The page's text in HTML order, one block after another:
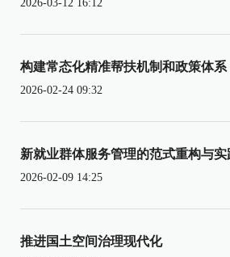
2026-03-12 16:12
构建常态化精准帮扶机制和政策体系
2026-02-24 09:32
新就业群体服务管理的范式重构与实
2026-02-09 14:25
推进国土空间治理现代化